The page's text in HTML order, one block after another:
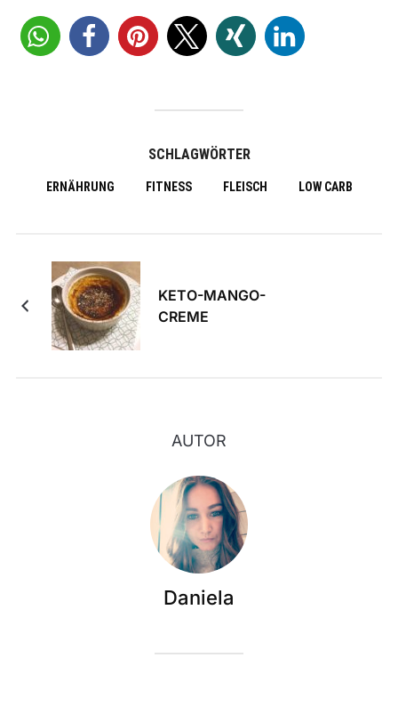
SCHLAGWÖRTER
ERNÄHRUNG FITNESS FLEISCH LOW CARB
KETO-MANGO-
CREME
AUTOR
Daniela